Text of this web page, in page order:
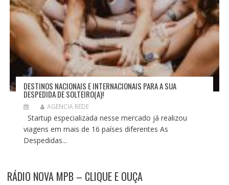
DESTINOS NACIONAIS E INTERNACIONAIS PARA A SUA
DESPEDIDA DE SOLTEIRO(A)!
AGENCIA REDE
Startup especializada nesse mercado já realizou
viagens em mais de 16 países diferentes As
Despedidas...
RÁDIO NOVA MPB – CLIQUE E OUÇA